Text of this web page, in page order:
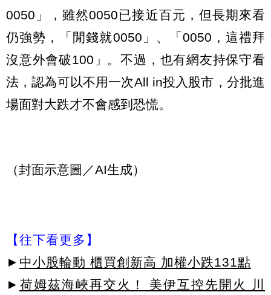
0050」，雖然0050已接近百元，但長期來看
仍強勢，「閒錢就0050」、「0050，這禮拜
沒意外會破100」。不過，也有網友持保守看
法，認為可以不用一次All in投入股市，分批進
場面對大跌才不會感到恐慌。
（封面示意圖／AI生成）
【往下看更多】
► 中小股輪動 櫃買創新高 加權小跌131點
► 荷姆茲海峽再交火！ 美伊互控先開火 川